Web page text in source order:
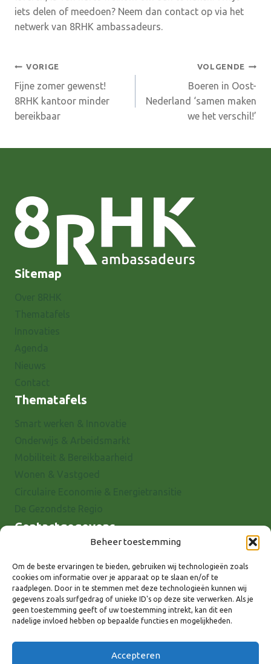
Beheer toestemming
Om de beste ervaringen te bieden, gebruiken wij technologieën zoals
cookies om informatie over je apparaat op te slaan en/of te
raadplegen. Door in te stemmen met deze technologieën kunnen wij
gegevens zoals surfgedrag of unieke ID's op deze site verwerken. Als je
geen toestemming geeft of uw toestemming intrekt, kan dit een
nadelige invloed hebben op bepaalde functies en mogelijkheden.
Accepteren
iets delen of meedoen? Neem dan contact op via het
netwerk van 8RHK ambassadeurs.
Bericht
navigatie
VORIGE
Fijne zomer gewenst!
8RHK kantoor minder
bereikbaar
VOLGENDE
Boeren in Oost-
Nederland ‘samen maken
we het verschil!’
Sitemap
Thematafels
Contactgegevens
7001 EX Doetinchem
E-mail: info@8rhk.nl
Telefoonnummers
Privacyverklaring